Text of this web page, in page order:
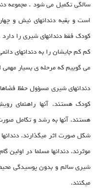
سالگی تکمیل می شود . مجموعه
است و بقیه دندانهای نیش و
کودک فقط دندانهای شیری را
کم کم جایشان را به دندانهای
می گوییم که مرحله ی بسیار
دندانهاي شيري مسؤول حفظ
كودك هستند. آنها راهنماي
هستند. آنها به رشد و تكامل
شكل صورت اثر مي‏گذارند.
موثرند. دندانها مسلما در اولين
شيري سالم و بدون پوسيدگي محيط
مي‏كنند.